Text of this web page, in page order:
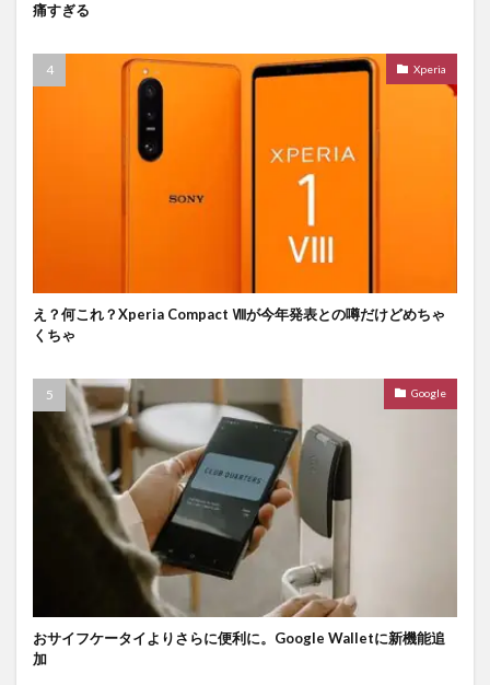
痛すぎる
Xperia
え？何これ？Xperia Compact Ⅷが今年発表との噂だけどめちゃ
くちゃ
Google
おサイフケータイよりさらに便利に。Google Walletに新機能追
加